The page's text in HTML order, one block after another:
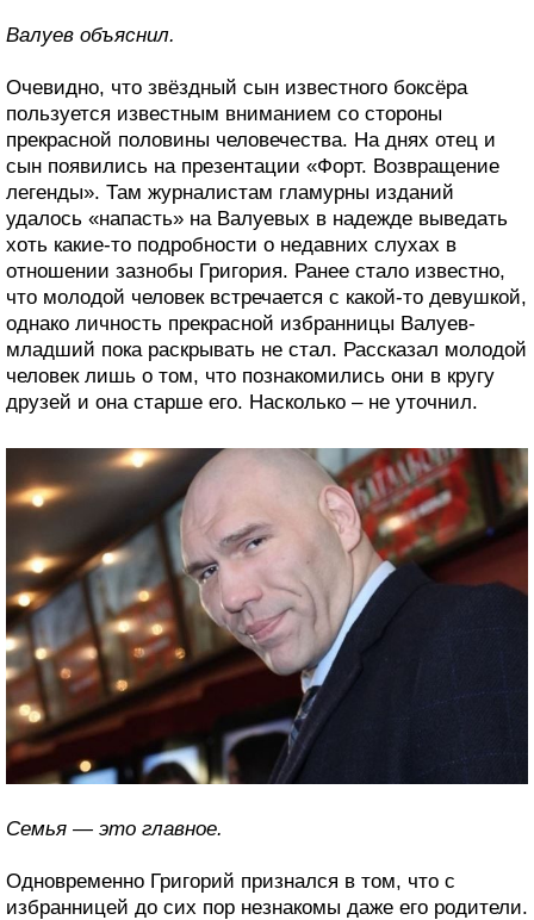
Валуев объяснил.
Очевидно, что звёздный сын известного боксёра
пользуется известным вниманием со стороны
прекрасной половины человечества. На днях отец и
сын появились на презентации «Форт. Возвращение
легенды». Там журналистам гламурны изданий
удалось «напасть» на Валуевых в надежде выведать
хоть какие-то подробности о недавних слухах в
отношении зазнобы Григория. Ранее стало известно,
что молодой человек встречается с какой-то девушкой,
однако личность прекрасной избранницы Валуев-
младший пока раскрывать не стал. Рассказал молодой
человек лишь о том, что познакомились они в кругу
друзей и она старше его. Насколько – не уточнил.
Семья — это главное.
Одновременно Григорий признался в том, что с
избранницей до сих пор незнакомы даже его родители.